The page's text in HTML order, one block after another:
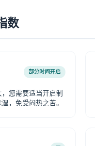
数
部分时间开启
您需要适当开启制
，免受闷热之苦。